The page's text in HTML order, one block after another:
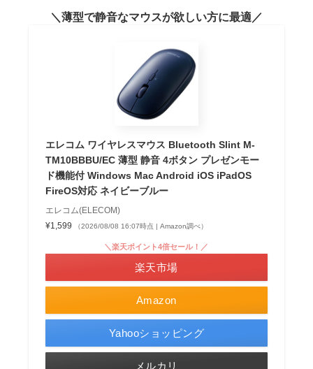
薄型で静音なマウスが欲しい方に最適
エレコム ワイヤレスマウス Bluetooth Slint M-
TM10BBBU/EC 薄型 静音 4ボタン プレゼンモー
ド機能付 Windows Mac Android iOS iPadOS
FireOS対応 ネイビーブルー
エレコム(ELECOM)
¥1,599
（2026/08/08 16:07時点 | Amazon調べ）
Amazon
＼楽天ポイント4倍セール！／
楽天市場
Yahooショッピング
メルカリ